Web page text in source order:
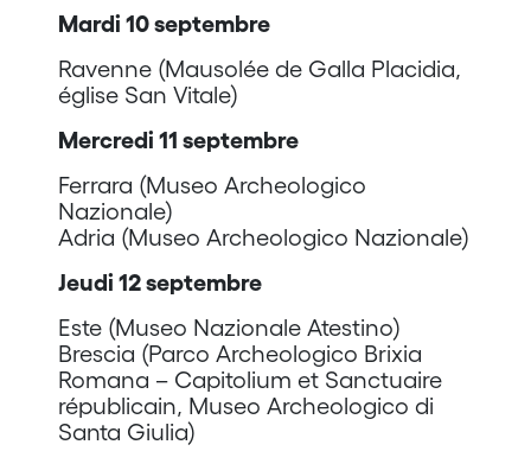
Mardi 10 septembre
Ravenne (Mausolée de Galla Placidia,
église San Vitale)
Mercredi 11 septembre
Ferrara (Museo Archeologico
Nazionale)
Adria (Museo Archeologico Nazionale)
Jeudi 12 septembre
Este (Museo Nazionale Atestino)
Brescia (Parco Archeologico Brixia
Romana – Capitolium et Sanctuaire
républicain, Museo Archeologico di
Santa Giulia)